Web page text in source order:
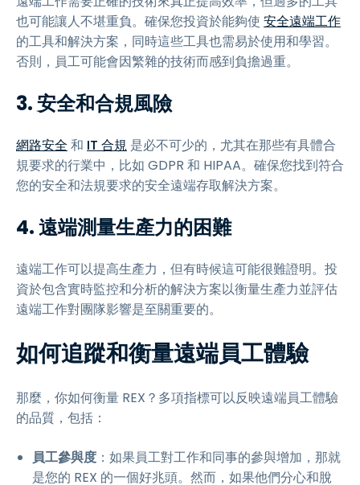
也可能讓人不堪重負。確保您投資於能夠使 安全遠端工作
的工具和解決方案，同時這些工具也需易於使用和學習。
否則，員工可能會因繁雜的技術而感到負擔過重。
3.安全和合規風險
網路安全 和 IT 合規 是必不可少的，尤其在那些有具體合
規要求的行業中，比如 GDPR 和 HIPAA。確保您找到符合
您的安全和法規要求的安全遠端存取解決方案。
4.遠端測量生產力的困難
遠端工作可以提高生產力，但有時候這可能很難證明。投
資於包含實時監控和分析的解決方案以衡量生產力並評估
遠端工作對團隊影響是至關重要的。
如何追蹤和衡量遠端員工體驗
那麼，你如何衡量 REX？多項指標可以反映遠端員工體驗
的品質，包括：
員工參與度 ：如果員工對工作和同事的參與增加，那就
是您的 REX 的一個好兆頭。然而，如果他們分心和脫